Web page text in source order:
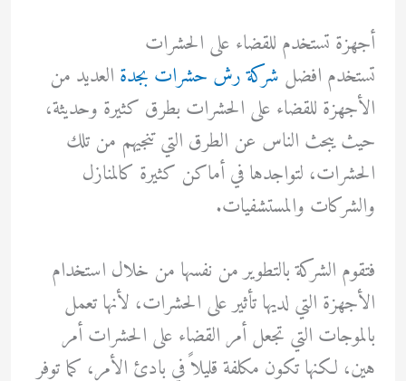
أجهزة تستخدم للقضاء على الحشرات
تستخدم افضل شركة رش حشرات بجدة العديد من
الأجهزة للقضاء على الحشرات بطرق كثيرة وحديثة،
حيث يبحث الناس عن الطرق التي تنجيهم من تلك
الحشرات، لتواجدها في أماكن كثيرة كالمنازل
والشركات والمستشفيات.
فتقوم الشركة بالتطوير من نفسها من خلال استخدام
الأجهزة التي لديها تأثير على الحشرات، لأنها تعمل
بالموجات التي تجعل أمر القضاء على الحشرات أمر
هين، لكنها تكون مكلفة قليلاً في بادئ الأمر، كما توفر